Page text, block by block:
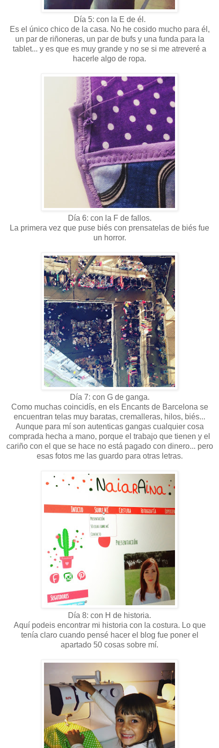
Día 5: con la E de él.
Es el único chico de la casa. No he cosido mucho para él,
un par de riñoneras, un par de bufs y una funda para la
tablet... y es que es muy grande y no se si me atreveré a
hacerle algo de ropa.
Día 6: con la F de fallos.
La primera vez que puse biés con prensatelas de biés fue
un horror.
Día 7: con G de ganga.
Como muchas coincidís, en els Encants de Barcelona se
encuentran telas muy baratas, cremalleras, hilos, biés...
Aunque para mí son autenticas gangas cualquier cosa
comprada hecha a mano, porque el trabajo que tienen y el
cariño con el que se hace no está pagado con dinero... pero
esas fotos me las guardo para otras letras.
Día 8: con H de historia.
Aquí podeis encontrar mi historia con la costura. Lo que
tenía claro cuando pensé hacer el blog fue poner el
apartado 50 cosas sobre mí.